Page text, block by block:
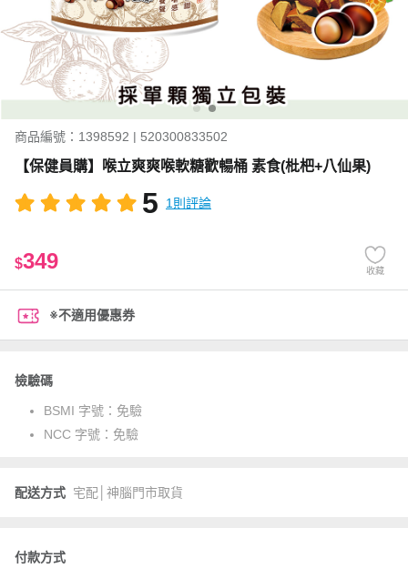
商品編號：1398592 | 520300833502
【保健員購】喉立爽爽喉軟糖歡暢桶 素食(枇杷+八仙果)
5 1則評論
$349 收藏
※不適用優惠券
檢驗碼
BSMI 字號： 免驗
NCC 字號： 免驗
配送方式 宅配│神腦門市取貨
付款方式